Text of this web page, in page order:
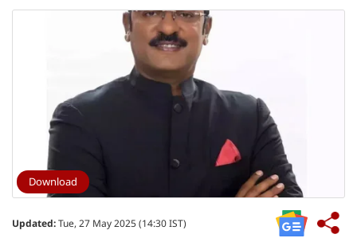
Download
Updated:Tue, 27 May 2025 (14:30 IST)